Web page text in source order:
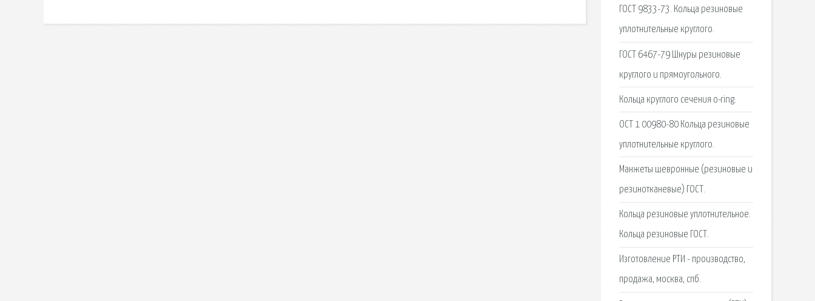
ГОСТ 9833-73. Кольца резиновые
уплотнительные круглого.
ГОСТ 6467-79 Шнуры резиновые
круглого и прямоугольного.
Кольца круглого сечения o-ring.
ОСТ 1 00980-80 Кольца резиновые
уплотнительные круглого.
Манжеты шевронные (резиновые и
резинотканевые) ГОСТ.
Кольца резиновые уплотнительное.
Кольца резиновые ГОСТ.
Изготовление РТИ - производство,
продажа, москва, спб.